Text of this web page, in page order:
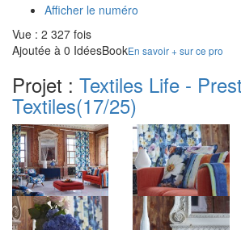
Afficher le numéro
Vue : 2 327 fois
Ajoutée à 0 IdéesBookEn savoir + sur ce pro
Projet : Textiles Life -
Textiles(17/25)